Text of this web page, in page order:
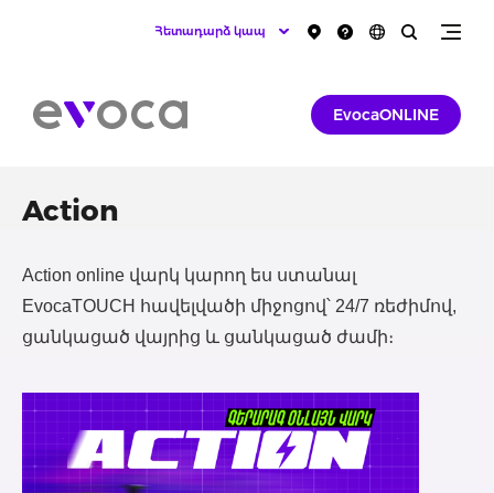
Հետադարձ կապ
EvocaONLINE
Action
Action online վարկ կարող ես ստանալ
EvocaTOUCH հավելվածի միջոցով՝ 24/7 ռեժիմով,
ցանկացած վայրից և ցանկացած ժամի։